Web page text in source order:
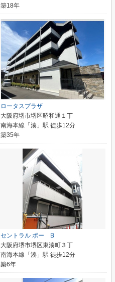
築18年
ロータスプラザ
大阪府堺市堺区昭和通１丁
南海本線「湊」駅 徒歩12分
築35年
セントラル ポー B
大阪府堺市堺区東湊町３丁
南海本線「湊」駅 徒歩12分
築6年